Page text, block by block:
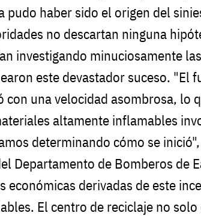
pudo haber sido el origen del
no descartan ninguna
investigando minuciosamente
este devastador suceso. "El
con una velocidad asombrosa, lo
altamente inflamables
determinando cómo se
Departamento de Bomberos de
económicas derivadas de este
El centro de reciclaje no solo